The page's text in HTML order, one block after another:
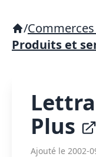
/
Produits et
Plus
Ajouté le 2002-